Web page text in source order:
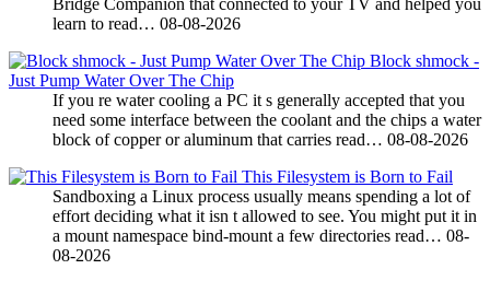
learn to read… 08-08-2026
Block shmock -
Just Pump Water Over The Chip
If you re water cooling a PC it s generally accepted that you
need some interface between the coolant and the chips a water
block of copper or aluminum that carries read… 08-08-2026
This Filesystem is Born to Fail
Sandboxing a Linux process usually means spending a lot of
effort deciding what it isn t allowed to see. You might put it in
a mount namespace bind-mount a few directories read… 08-
08-2026